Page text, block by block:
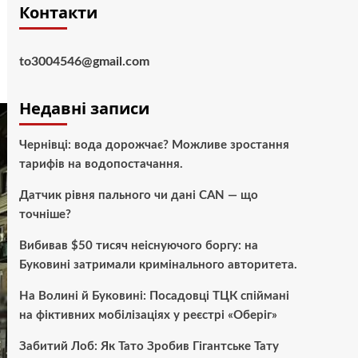
Контакти
to3004546@gmail.com
Недавні записи
Чернівці: вода дорожчає? Можливе зростання
тарифів на водопостачання.
Датчик рівня пального чи дані CAN — що
точніше?
Вибивав $50 тисяч неіснуючого боргу: на
Буковині затримали кримінального авторитета.
На Волині й Буковині: Посадовці ТЦК спіймані
на фіктивних мобілізаціях у реєстрі «Оберіг»
Забитий Лоб: Як Тато Зробив Гігантське Тату